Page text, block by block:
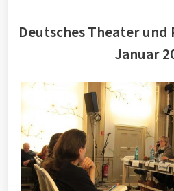
Deutsches Theater und
Januar